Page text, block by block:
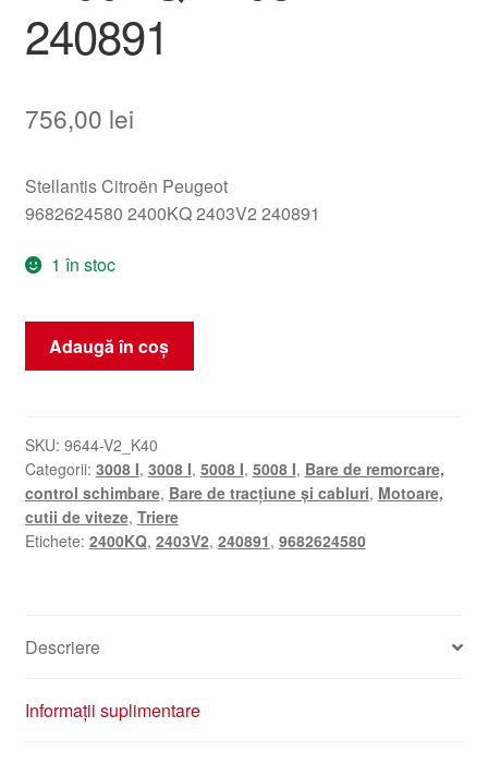
240891
756,00 lei
Stellantis Citroën Peugeot
9682624580 2400KQ 2403V2 240891
1 în stoc
Cantitate
Culisă
3008
5008
2400KQ
2403V2
240891
Adaugă în coș
SKU: 9644-V2_K40
Categorii: 3008 I, 3008 I, 5008 I, 5008 I, Bare de remorcare,
control schimbare, Bare de tracțiune și cabluri, Motoare,
cutii de viteze, Triere
Etichete: 2400KQ, 2403V2, 240891, 9682624580
Descriere
Informații suplimentare